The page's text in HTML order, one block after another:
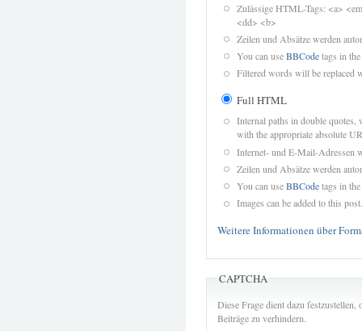
Zulässige HTML-Tags: <a>
<dd> <b>
Zeilen und Absätze werden
You can useBBCodetags in
Filtered words will be replaced
Full HTML
Internal paths in double quotes,
with the appropriate absolute
Internet- und E-Mail-Adressen
Zeilen und Absätze werden
You can useBBCodetags in
Images can be added to this post.
Weitere Informationen über
CAPTCHA
Diese Frage dient dazu
Beiträge zu verhindern.